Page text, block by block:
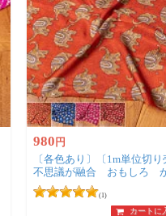
980 円
〔各色あり〕〔1m単位切
不思議が融合 おもしろ
ゾウさん〔約111cm〕
(1)
カートに